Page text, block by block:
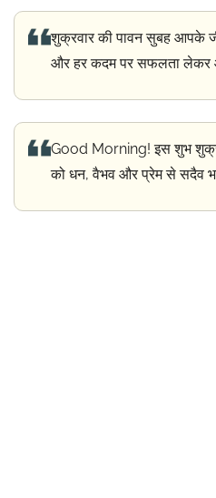
शुक्रवार की पावन सुबह आपके
और हर कदम पर सफलता लेकर
Good Morning! इस शुभ
को धन, वैभव और प्रेम से सदैव